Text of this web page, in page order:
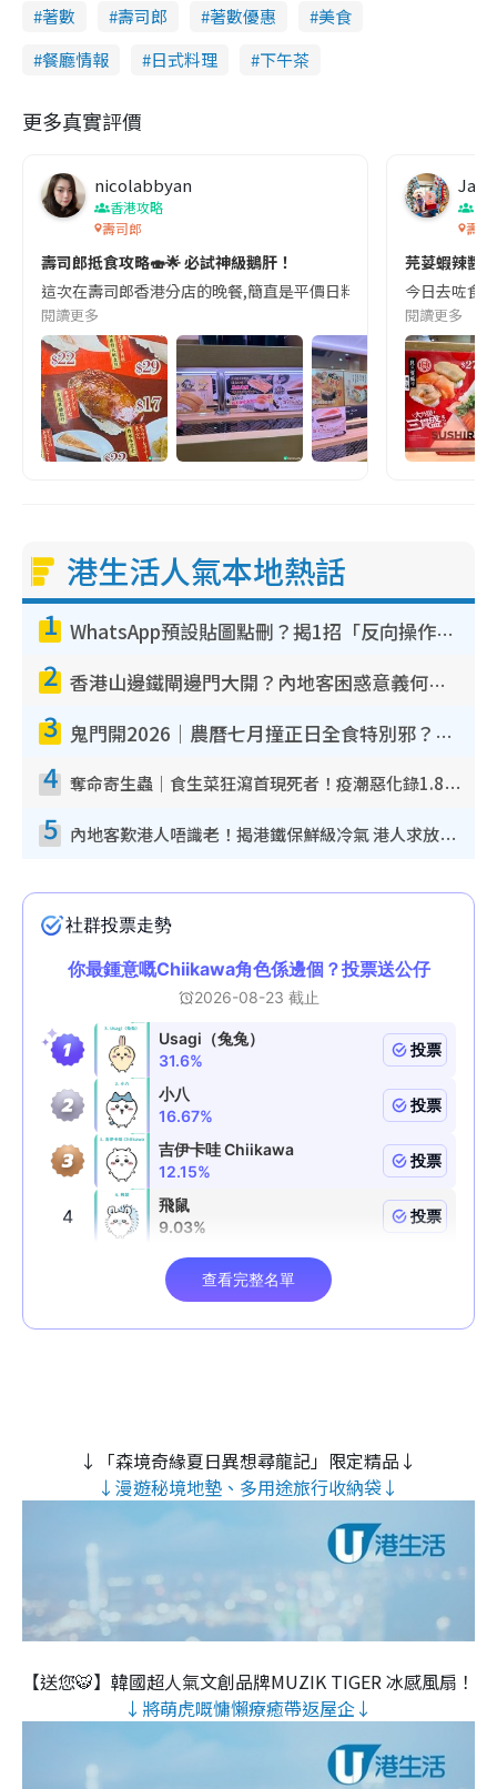
著數 壽司郎 著數優惠
美食
餐廳情報
日式料理 下午茶
更多真實評價
nicolabbyan
香港攻略
壽司郎
壽司郎抵食攻略🍣🌟 必試神級鵝肝！
這次在壽司郎香港分店的晚餐,簡直是平價日料的極致享受!🍣✨
閱讀更多
壽司
芫荽蝦辣醬
今日去咗食
閱讀更多
港生活人氣本地熱話
1 WhatsApp預設貼圖點刪？揭1招「反向操作」還原簡潔介面 附3步實測教學
2 香港山邊鐵閘邊門大開？內地客困惑意義何在！網民神回覆：呢種叫法理性防禦
3 鬼門開2026｜農曆七月撞正日全食特別邪？專家警告切忌做一事！揭4大禁忌+2招保平安
4 奪命寄生蟲｜食生菜狂瀉首現死者！疫潮惡化錄1.8萬宗病例 揭洗菜3大謬誤
5 內地客歎港人唔識老！揭港鐵保鮮級冷氣 港人求放過：咪投訴
↓「森境奇緣夏日異想尋龍記」限定精品↓
↓漫遊秘境地墊、多用途旅行收納袋↓
【送您🐯】韓國超人氣文創品牌MUZIK TIGER 冰感風扇！
↓將萌虎嘅慵懶療癒帶返屋企↓